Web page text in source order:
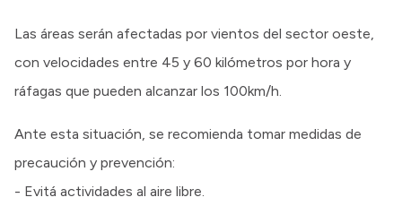
Las áreas serán afectadas por vientos del sector oeste,
con velocidades entre 45 y 60 kilómetros por hora y
ráfagas que pueden alcanzar los 100km/h.
Ante esta situación, se recomienda tomar medidas de
precaución y prevención:
- Evitá actividades al aire libre.